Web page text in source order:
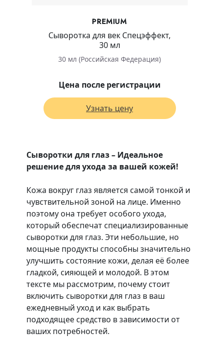
PREMIUM
Сыворотка для век Спецэффект,
30 мл
30 мл (Российская Федерация)
Цена после регистрации
Узнать цену
Сыворотки для глаз – Идеальное
решение для ухода за вашей кожей!
Кожа вокруг глаз является самой тонкой и
чувствительной зоной на лице. Именно
поэтому она требует особого ухода,
который обеспечат специализированные
сыворотки для глаз. Эти небольшие, но
мощные продукты способны значительно
улучшить состояние кожи, делая её более
гладкой, сияющей и молодой. В этом
тексте мы рассмотрим, почему стоит
включить сыворотки для глаз в ваш
ежедневный уход и как выбрать
подходящее средство в зависимости от
ваших потребностей.